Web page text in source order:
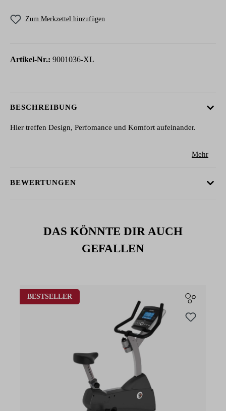
Zum Merkzettel hinzufügen
Artikel-Nr.: 9001036-XL
BESCHREIBUNG
Hier treffen Design, Perfomance und Komfort aufeinander.
Mehr
BEWERTUNGEN
DAS KÖNNTE DIR AUCH
GEFALLEN
Produktgalerie überspringen
BESTSELLER